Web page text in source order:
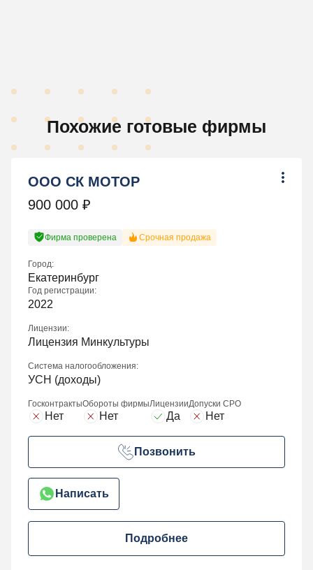
Похожие готовые фирмы
ООО СК МОТОР
900 000 ₽
Фирма проверена Срочная продажа
Город:
Екатеринбург
Год регистрации:
2022
Лицензии:
Лицензия Минкультуры
Система налогообложения:
УСН (доходы)
Госконтракты
Нет
Обороты фирмы
Нет
Лицензии
Да
Допуски СРО
Нет
Позвонить
Написать
Подробнее